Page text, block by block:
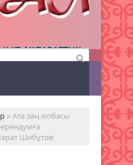
АҚПАРАТТЫҚ
АГЕНТТІГІ
» Ата заң жобасы
Шибұтов